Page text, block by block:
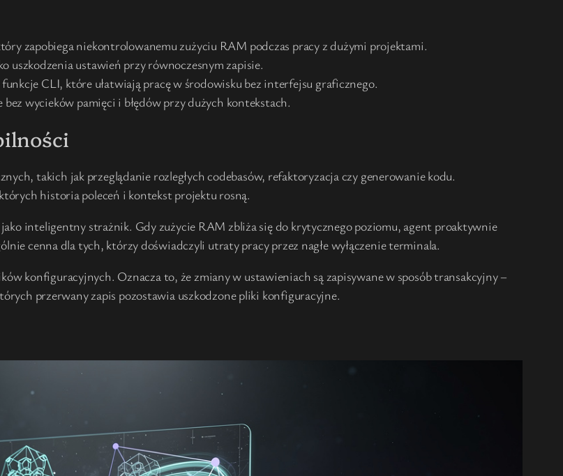
zapobiega niekontrolowanemu zużyciu RAM podczas pracy z dużymi projektami.
uszkodzenia ustawień przy równoczesnym zapisie.
CLI, które ułatwiają pracę w środowisku bez interfejsu graficznego.
wycieków pamięci i błędów przy dużych kontekstach.
takich jak przeglądanie rozległych codebasów, refaktoryzacja czy generowanie kodu.
historia poleceń i kontekst projektu rosną.
inteligentny strażnik. Gdy zużycie RAM zbliża się do krytycznego poziomu, agent proaktywnie
cenna dla tych, którzy doświadczyli utraty pracy przez nagłe wyłączenie terminala.
konfiguracyjnych. Oznacza to, że zmiany w ustawieniach są zapisywane w sposób transakcyjny –
przerwany zapis pozostawia uszkodzone pliki konfiguracyjne.